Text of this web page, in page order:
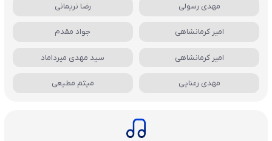
مهدی رسولی رضا نریمانی
امیر کرمانشاهی جواد مقدم
امیر کرمانشاهی سید مهدی میرداماد
مهدی رعنایی میثم مطیعی